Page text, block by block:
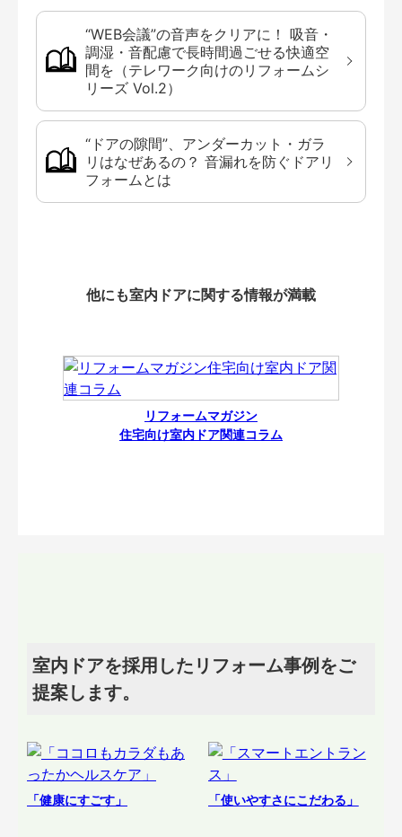
“WEB会議”の音声をクリアに！ 吸音・
調湿・音配慮で長時間過ごせる快適空
間を（テレワーク向けのリフォームシ
リーズ Vol.2）
“ドアの隙間”、アンダーカット・ガラ
リはなぜあるの？ 音漏れを防ぐドアリ
フォームとは
他にも室内ドアに関する情報が満載
リフォームマガジン
住宅向け室内ドア関連コラム
室内ドアを採用したリフォーム事例をご
提案します。
「健康にすごす」 「使いやすさにこだわる」